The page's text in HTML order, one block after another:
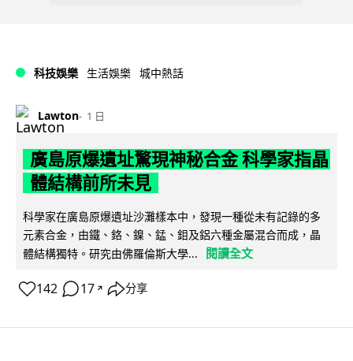
科技娛樂 生活娛樂 城中熱話
Lawton 1 日
廣島原爆遺址驚現神秘合金 科學家指晶
體結構前所未見
科學家在廣島原爆遺址沙灘樣本中，發現一種從未有記錄的多
元素合金，由鐵、鉻、鎳、錳、鉬及鋁六種金屬混合而成，晶
體結構獨特。研究由佛羅倫斯大學...
閱讀全文
142 17 ↗ 分享